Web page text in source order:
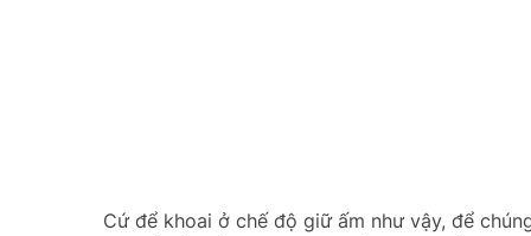
Cứ để khoai ở chế độ giữ ấm như vậy, để